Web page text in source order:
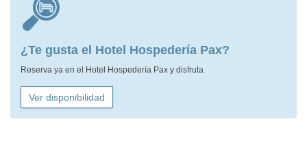
¿Te gusta el Hotel Hospedería Pax?
Reserva ya en el Hotel Hospedería Pax y disfruta
Ver disponibilidad